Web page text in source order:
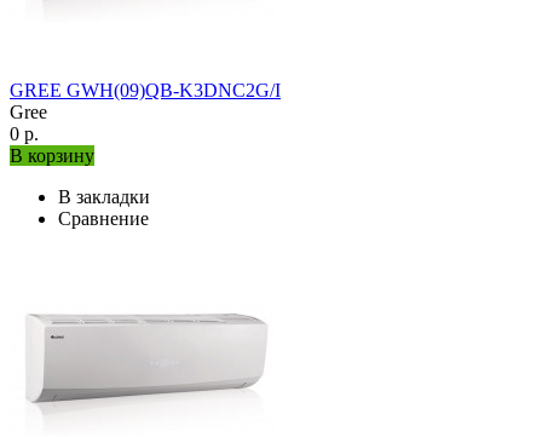
GREE GWH(09)QB-K3DNC2G/I
Gree
0 р.
В корзину
В закладки
Сравнение